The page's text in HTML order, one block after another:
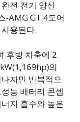
전 전기 양산
-AMG GT 4도어
용된다.
후방 차축에 2
의
지만 반복적으
능 배터리 콘셉
지 흡수와 높은